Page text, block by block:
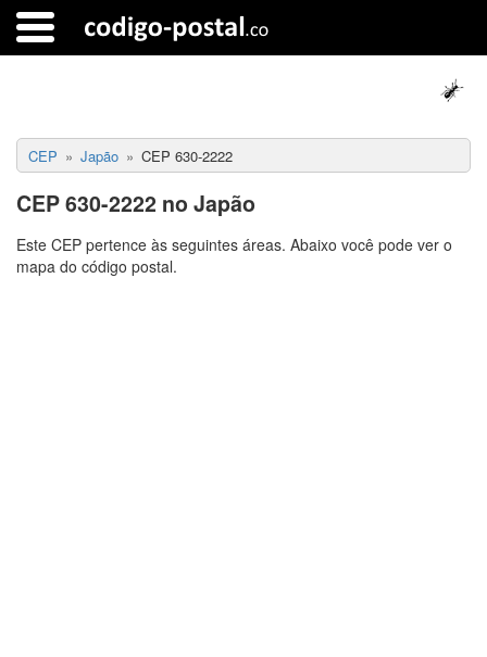
CEP Japão CEP 630-2222
CEP 630-2222 no Japão
Este CEP pertence às seguintes áreas. Abaixo você pode ver o
mapa do código postal.